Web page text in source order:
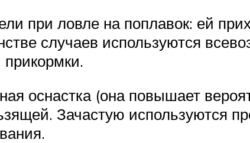
при ловле на поплавок: ей
случаев используются
оснастка (она повышает
Зачастую используются